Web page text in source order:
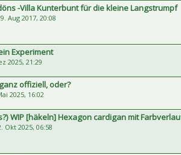
-Villa Kunterbunt für die kleine Langstrumpf
Aug 2017, 20:08
Experiment
2025, 21:29
offiziell, oder?
2025, 16:02
WIP [häkeln] Hexagon cardigan mit
Okt 2025, 06:58